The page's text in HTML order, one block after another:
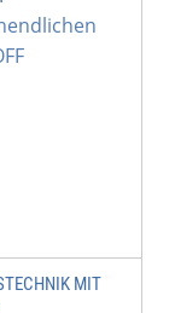
MIT